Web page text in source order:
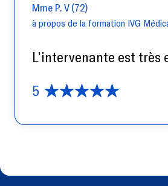
Mme P. V (72)
à propos de la formation IVG
L’intervenante est très
5